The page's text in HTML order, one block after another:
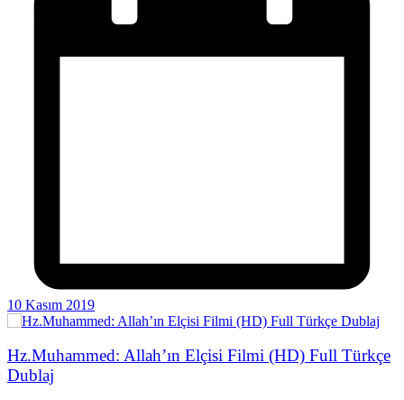
10 Kasım 2019
Hz.Muhammed: Allah’ın Elçisi Filmi (HD) Full Türkçe
Dublaj